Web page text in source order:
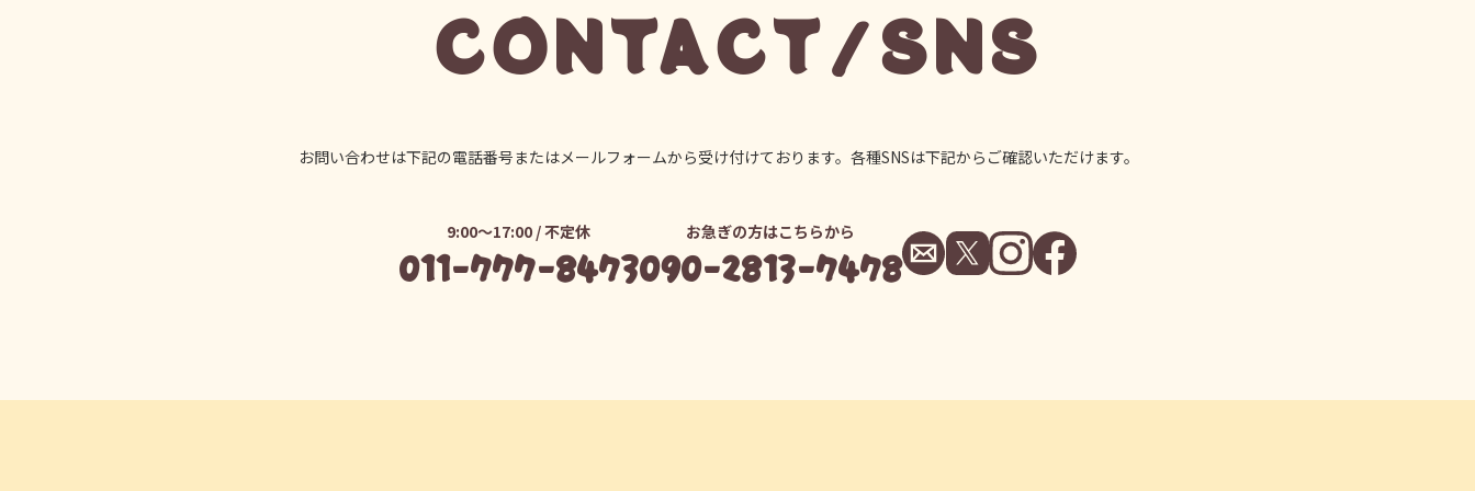
CONTACT/SNS
お問い合わせは下記の電話番号またはメールフォームから受け付けております。各種SNSは下記からご確認いただけます。
9:00～17:00 / 不定休
011-777-8473
お急ぎの方はこちらから
090-2813-7478